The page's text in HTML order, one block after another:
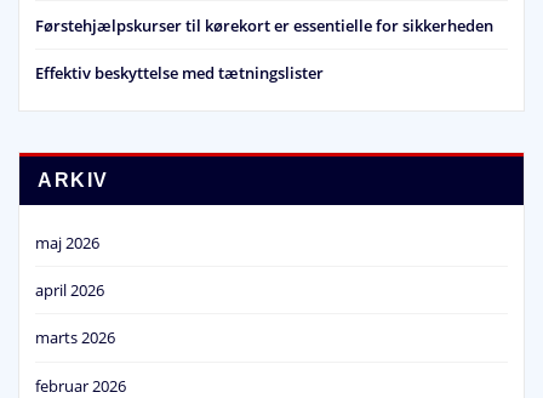
Førstehjælpskurser til kørekort er essentielle for sikkerheden
Effektiv beskyttelse med tætningslister
ARKIV
maj 2026
april 2026
marts 2026
februar 2026